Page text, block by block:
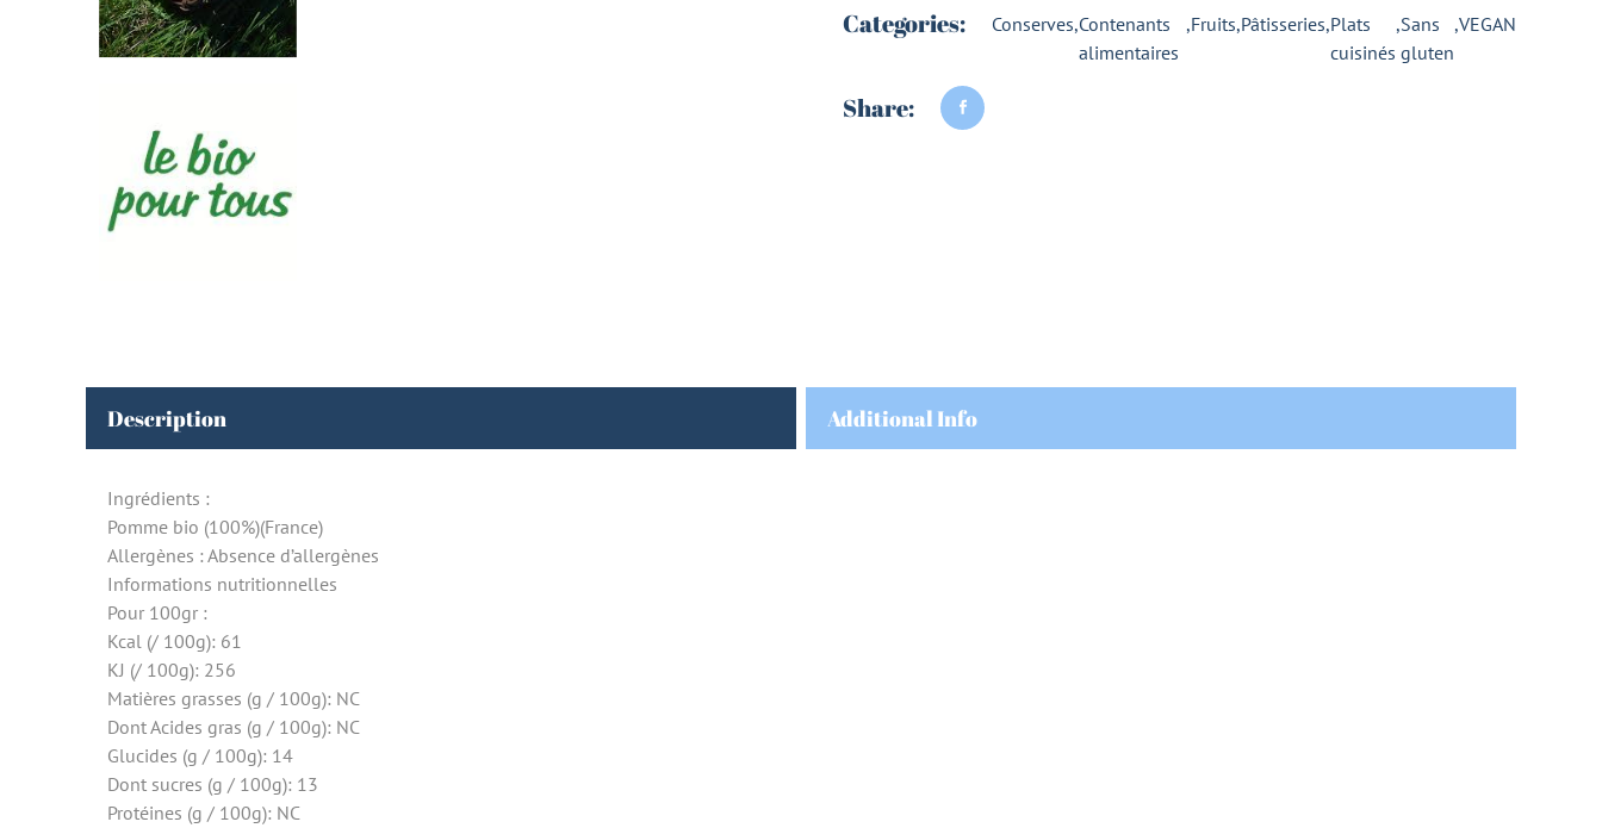
Categories: Conserves,Contenants
alimentaires
,Fruits,Pâtisseries,Plats
cuisinés
,Sans
gluten
,VEGAN
Share:
Description Additional Info
Ingrédients :
Pomme bio (100%)(France)
Allergènes : Absence d’allergènes
Informations nutritionnelles
Pour 100gr :
Kcal (/ 100g): 61
KJ (/ 100g): 256
Matières grasses (g / 100g): NC
Dont Acides gras (g / 100g): NC
Glucides (g / 100g): 14
Dont sucres (g / 100g): 13
Protéines (g / 100g): NC